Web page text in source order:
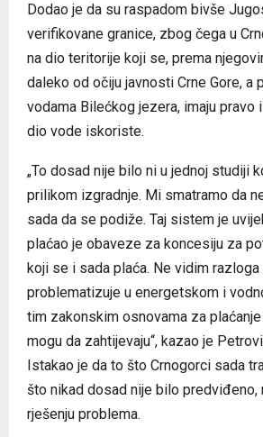
Dodao je da su raspadom bivše
verifikovane granice, zbog čega u
na dio teritorije koji se, prema
daleko od očiju javnosti Crne Gore, a
vodama Bilećkog jezera, imaju pravo
dio vode iskoriste.
„To dosad nije bilo ni u jednoj studiji
prilikom izgradnje. Mi smatramo da
sada da se podiže. Taj sistem je
plaćao je obaveze za koncesiju za
koji se i sada plaća. Ne vidim
problematizuje u energetskom i
tim zakonskim osnovama za
mogu da zahtijevaju“, kazao je
Istakao je da to što Crnogorci sada
što nikad dosad nije bilo predviđeno,
rješenju problema.